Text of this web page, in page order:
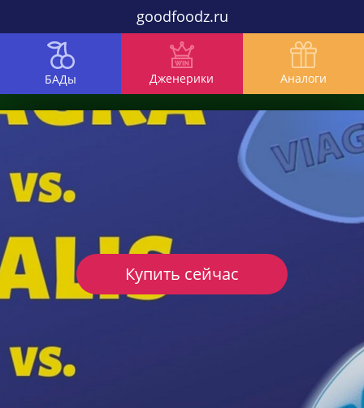
goodfoodz.ru
БАДы Дженерики Аналоги
Купить сейчас